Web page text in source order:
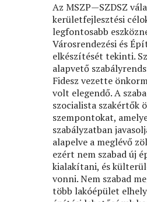
Az MSZP—SZDSZ
kerületfejlesztési
legfontosabb
Városrendezési és
elkészítését tekinti.
alapvető
Fidesz vezette
volt elegendő. A
szocialista szakértők
szempontokat,
szabályzatban
alapelve a meglévő
ezért nem szabad új
kialakítani, és
vonni. Nem szabad
több lakóépület